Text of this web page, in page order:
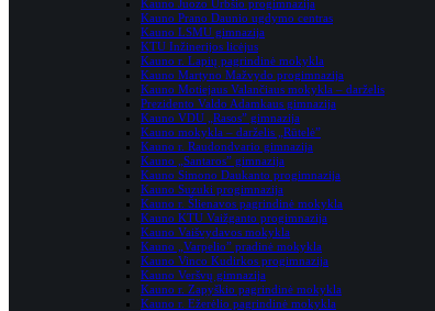
Kauno Juozo Urbšio progimnazija
Kauno Prano Daunio ugdymo centras
Kauno LSMU gimnazija
KTU Inžinerijos licėjus
Kauno r. Lapių pagrindinė mokykla
Kauno Martyno Mažvydo progimnazija
Kauno Motiejaus Valančiaus mokykla – darželis
Prezidento Valdo Adamkaus gimnazija
Kauno VDU „Rasos” gimnazija
Kauno mokykla – darželis „Rūtelė”
Kauno r. Raudondvario gimnazija
Kauno „Santaros” gimnazija
Kauno Simono Daukanto progimnazija
Kauno Suzuki progimnazija
Kauno r. Šlienavos pagrindinė mokykla
Kauno KTU Vaižganto progimnazija
Kauno Vaišvydavos mokykla
Kauno „Varpelio” pradinė mokykla
Kauno Vinco Kudirkos progimnazija
Kauno Veršvų gimnazija
Kauno r. Zapyškio pagrindinė mokykla
Kauno r. Ežerėlio pagrindinė mokykla